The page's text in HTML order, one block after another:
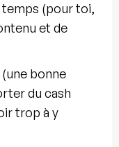
(pour toi,
et de
bonne
du cash
trop à y